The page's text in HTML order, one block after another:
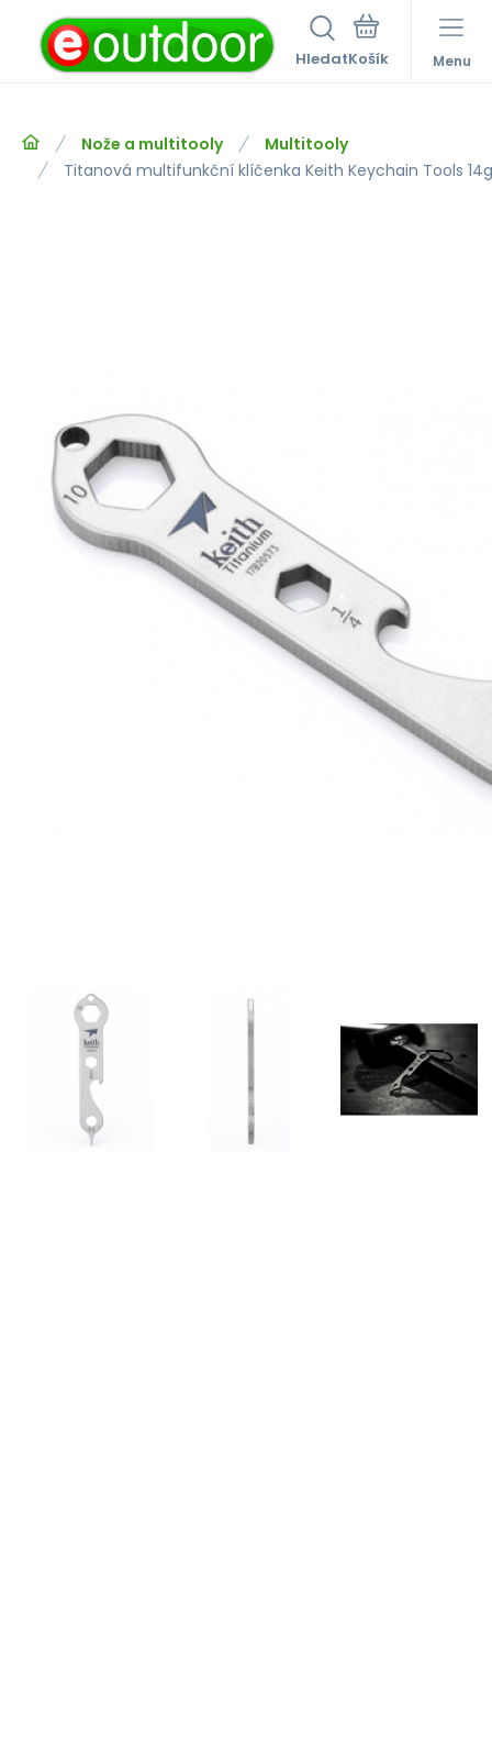
Hledat Menu
Nože a multitooly
Multitooly
Titanová multifunkční klíčenka Keith Keychain Tools